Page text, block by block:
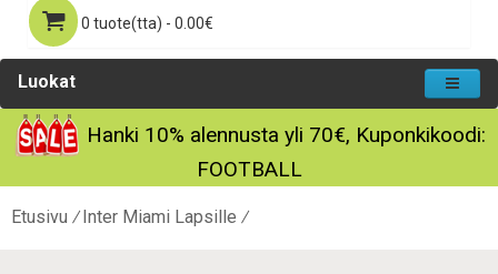
0 tuote(tta) - 0.00€
Luokat
Hanki 10% alennusta yli 70€, Kuponkikoodi:
FOOTBALL
Etusivu Inter Miami Lapsille